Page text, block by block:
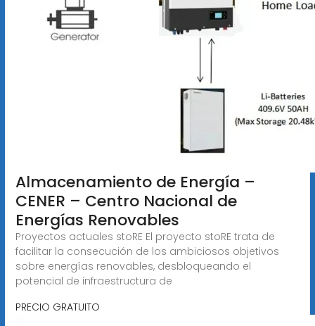
Almacenamiento de Energía –
CENER – Centro Nacional de
Energías Renovables
Proyectos actuales stoRE El proyecto stoRE trata de
facilitar la consecución de los ambiciosos objetivos
sobre energías renovables, desbloqueando el
potencial de infraestructura de
PRECIO GRATUITO